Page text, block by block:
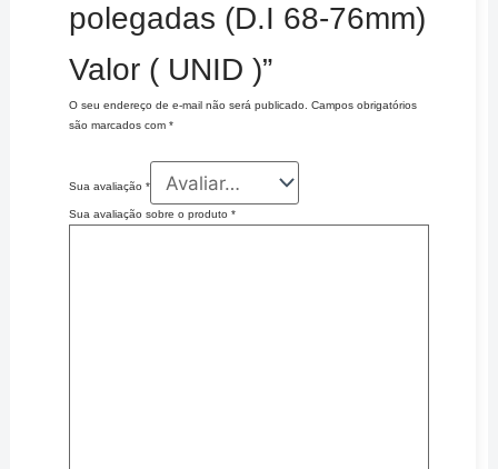
polegadas (D.I 68-76mm)
Valor ( UNID )”
O seu endereço de e-mail não será publicado. Campos obrigatórios
são marcados com *
Sua avaliação *
Sua avaliação sobre o produto *